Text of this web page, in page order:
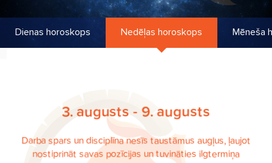
Dienas horoskops Nedēļas horoskops Mēneša
3. augusts - 9. augusts
Darba spars un disciplīna nesīs taustāmus augļus, ļaujot
nostiprināt savas pozīcijas un tuvināties ilgtermiņa